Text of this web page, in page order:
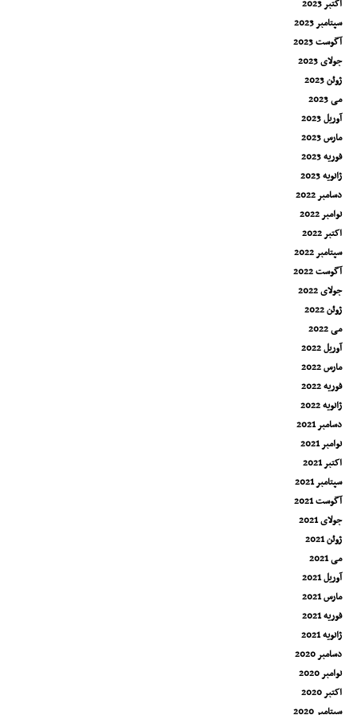
اکتبر 2023
سپتامبر 2023
آگوست 2023
جولای 2023
ژوئن 2023
می 2023
آوریل 2023
مارس 2023
فوریه 2023
ژانویه 2023
دسامبر 2022
نوامبر 2022
اکتبر 2022
سپتامبر 2022
آگوست 2022
جولای 2022
ژوئن 2022
می 2022
آوریل 2022
مارس 2022
فوریه 2022
ژانویه 2022
دسامبر 2021
نوامبر 2021
اکتبر 2021
سپتامبر 2021
آگوست 2021
جولای 2021
ژوئن 2021
می 2021
آوریل 2021
مارس 2021
فوریه 2021
ژانویه 2021
دسامبر 2020
نوامبر 2020
اکتبر 2020
سپتامبر 2020